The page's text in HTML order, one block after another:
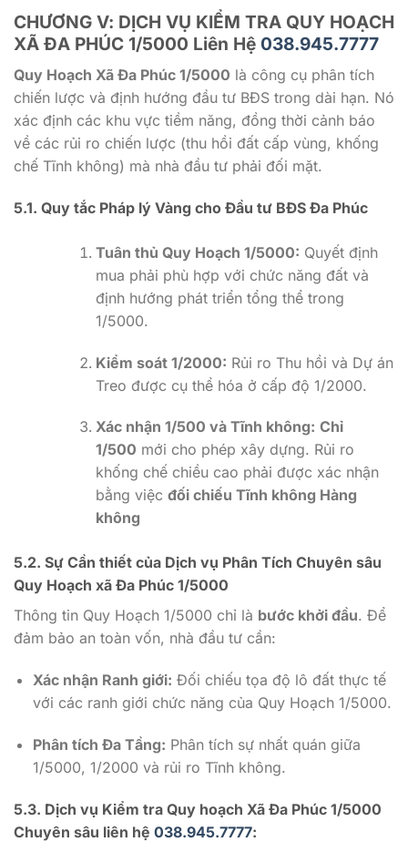
CHƯƠNG V: DỊCH VỤ KIỂM TRA QUY HOẠCH
XÃ ĐA PHÚC 1/5000 Liên Hệ 038.945.7777
Quy Hoạch Xã Đa Phúc 1/5000 là công cụ phân tích
chiến lược và định hướng đầu tư BĐS trong dài hạn. Nó
xác định các khu vực tiềm năng, đồng thời cảnh báo
về các rủi ro chiến lược (thu hồi đất cấp vùng, khống
chế Tĩnh không) mà nhà đầu tư phải đối mặt.
5.1. Quy tắc Pháp lý Vàng cho Đầu tư BĐS Đa Phúc
Tuân thủ Quy Hoạch 1/5000: Quyết định
mua phải phù hợp với chức năng đất và
định hướng phát triển tổng thể trong
1/5000.
Kiểm soát 1/2000: Rủi ro Thu hồi và Dự án
Treo được cụ thể hóa ở cấp độ 1/2000.
Xác nhận 1/500 và Tĩnh không: Chỉ
1/500 mới cho phép xây dựng. Rủi ro
khống chế chiều cao phải được xác nhận
bằng việc đối chiếu Tĩnh không Hàng
không
5.2. Sự Cần thiết của Dịch vụ Phân Tích Chuyên sâu
Quy Hoạch xã Đa Phúc 1/5000
Thông tin Quy Hoạch 1/5000 chỉ là bước khởi đầu. Để
đảm bảo an toàn vốn, nhà đầu tư cần:
Xác nhận Ranh giới: Đối chiếu tọa độ lô đất thực tế
với các ranh giới chức năng của Quy Hoạch 1/5000.
Phân tích Đa Tầng: Phân tích sự nhất quán giữa
1/5000, 1/2000 và rủi ro Tĩnh không.
5.3. Dịch vụ Kiểm tra Quy hoạch Xã Đa Phúc 1/5000
Chuyên sâu liên hệ 038.945.7777: